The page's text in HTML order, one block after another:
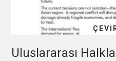
Uluslararası